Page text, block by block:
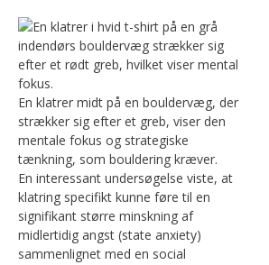
En klatrer midt på en bouldervæg, der
strækker sig efter et greb, viser den
mentale fokus og strategiske
tænkning, som bouldering kræver.
En interessant undersøgelse viste, at
klatring specifikt kunne føre til en
signifikant større minskning af
midlertidig angst (state anxiety)
sammenlignet med en social